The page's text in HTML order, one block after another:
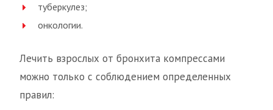
туберкулез;
онкологии.
Лечить взрослых от бронхита компрессами
можно только с соблюдением определенных
правил: